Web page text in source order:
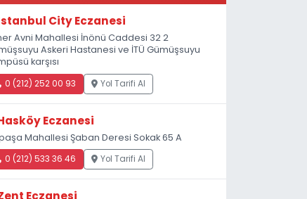
City Eczanesi
Avni Mahallesi İnönü Caddesi 32 2
Askeri Hastanesi ve İTÜ Gümüşsuyu
karşısı
0 (212) 252 00 93 Yol Tarifi Al
Eczanesi
Mahallesi Şaban Deresi Sokak 65 A
0 (212) 533 36 46 Yol Tarifi Al
Eczanesi